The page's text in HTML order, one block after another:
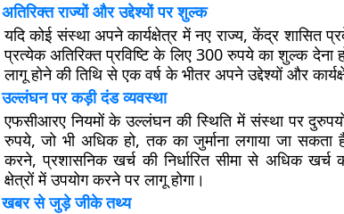
अतिरिक्त राज्यों और उद्देश्यों पर शुल्क
यदि कोई संस्था अपने कार्यक्षेत्र में नए राज्य, केंद्र शासित
प्रत्येक अतिरिक्त प्रविष्टि के लिए 300 रुपये का शुल्क
लागू होने की तिथि से एक वर्ष के भीतर अपने उद्देश्यों और
उल्लंघन पर कड़ी दंड व्यवस्था
एफसीआरए नियमों के उल्लंघन की स्थिति में संस्था पर
रुपये, जो भी अधिक हो, तक का जुर्माना लगाया जा सकता
करने, प्रशासनिक खर्च की निर्धारित सीमा से अधिक
क्षेत्रों में उपयोग करने पर लागू होगा।
खबर से जुड़े जीके तथ्य